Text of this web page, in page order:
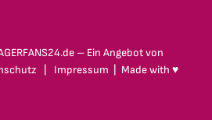
– Ein Angebot von
Impressum | Made with ♥